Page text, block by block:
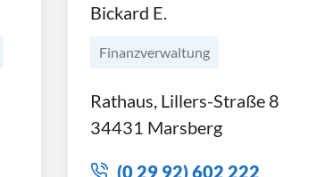
Bickard E.
Finanzverwaltung
Rathaus, Lillers-Straße 8
34431 Marsberg
(0 29 92) 602 222